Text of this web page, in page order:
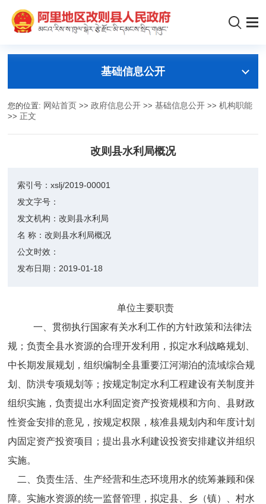
基础信息公开
您的位置: 网站首页 >>政府信息公开 >>基础信息公开 >>机构职能
>> 正文
改则县水利局概况
索引号：xslj/2019-00001
发文字号：
发文机构：改则县水利局
名 称：改则县水利局概况
公文时效：
发布日期： 2019-01-18
单位主要职责
一、贯彻执行国家有关水利工作的方针政策和法律法
规；负责全县水资源的合理开发利用，拟定水利战略规划、
中长期发展规划，组织编制全县重要江河湖泊的流域综合规
划、防洪专项规划等；按规定制定水利工程建设有关制度并
组织实施，负责提出水利固定资产投资规模和方向、县财政
性资金安排的意见，按规定权限，核准县规划内和年度计划
内固定资产投资项目；提出县水利建设投资安排建议并组织
实施。
二、负责生活、生产经营和生态环境用水的统筹兼顾和保
障。实施水资源的统一监督管理，拟定县、乡（镇）、村水